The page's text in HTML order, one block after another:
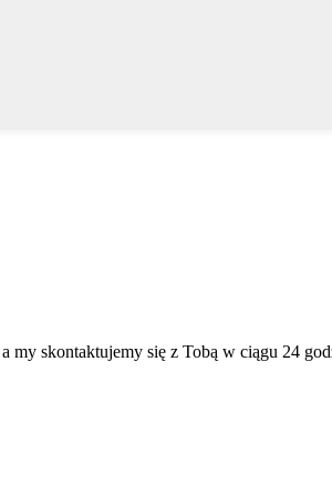
my skontaktujemy się z Tobą w ciągu 24